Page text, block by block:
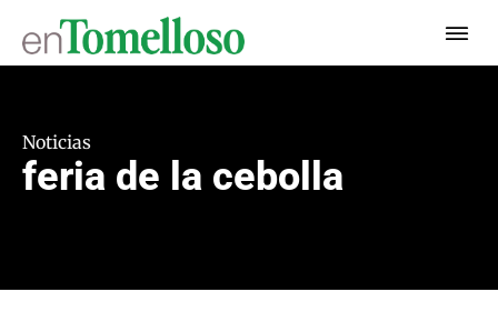
Noticias
feria de la cebolla